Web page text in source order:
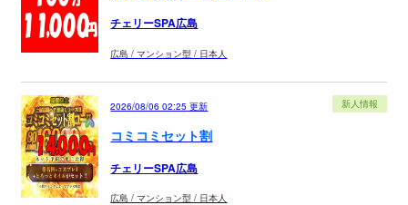
チェリーSPA広島
広島 / マンション型 / 日本人
新人情報
2026/08/06 02:25 更新
コミコミセット割
チェリーSPA広島
広島 / マンション型 / 日本人